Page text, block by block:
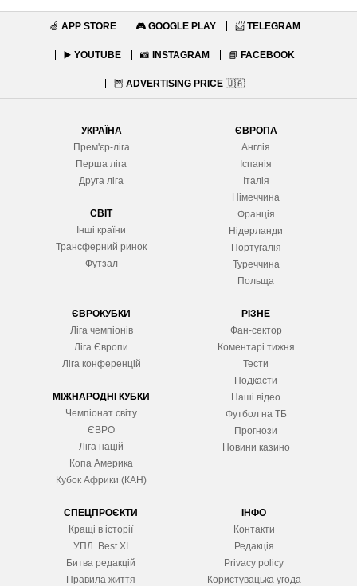
🍏 APP STORE 🎮 GOOGLE PLAY 📨 TELEGRAM
▶️ YOUTUBE 📸 INSTAGRAM 📘 FACEBOOK
🦉 ADVERTISING PRICE 🇺🇦
УКРАЇНА
Прем'єр-ліга
Перша ліга
Друга ліга
СВІТ
Інші країни
Трансферний ринок
Футзал
ЄВРОПА
Англія
Іспанія
Італія
Німеччина
Франція
Нідерланди
Португалія
Туреччина
Польща
ЄВРОКУБКИ
Ліга чемпіонів
Ліга Європи
Ліга конференцій
МІЖНАРОДНІ КУБКИ
Чемпіонат світу
ЄВРО
Ліга націй
Копа Америка
Кубок Африки (КАН)
РІЗНЕ
Фан-сектор
Коментарі тижня
Тести
Подкасти
Наші відео
Футбол на ТБ
Прогнози
Новини казино
СПЕЦПРОЄКТИ
Кращі в історії
УПЛ. Best XІ
Битва редакцій
Правила життя
ІНФО
Контакти
Редакція
Privacy policy
Користувацька угода